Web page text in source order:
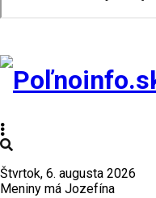
Štvrtok, 6. augusta 2026
Meniny má Jozefína